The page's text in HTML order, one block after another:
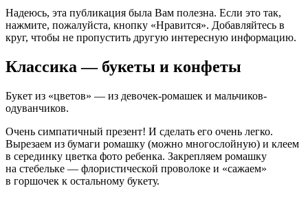
Надеюсь, эта публикация была Вам полезна. Если это так,
нажмите, пожалуйста, кнопку «Нравится». Добавляйтесь в
круг, чтобы не пропустить другую интересную информацию.
Классика — букеты и конфеты
Букет из «цветов» — из девочек-ромашек и мальчиков-
одуванчиков.
Очень симпатичный презент! И сделать его очень легко.
Вырезаем из бумаги ромашку (можно многослойную) и клеем
в серединку цветка фото ребенка. Закрепляем ромашку
на стебельке — флористической проволоке и «сажаем»
в горшочек к остальному букету.